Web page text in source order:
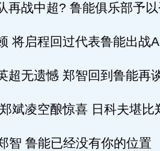
再战中超? 鲁能俱乐部予
将启程回过代表鲁能出战
超无遗憾 郑智回到鲁能再
斌凌空酿惊喜 日科夫堪比
智 鲁能已经没有你的位置